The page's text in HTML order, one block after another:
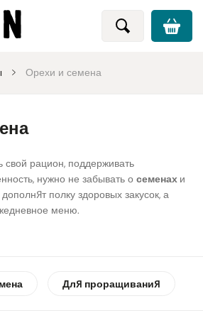
Орехи и семена
свой рацион, поддерживать
нужно не забывать о семенах и
полку здоровых закусок, а
меню.
отличный источник белка, а также
собой полезный и
Для проращивания